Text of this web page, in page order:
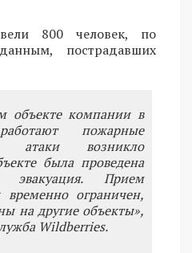
800 человек, по
пострадавших
объекте компании в
пожарные
атаки возникло
была проведена
эвакуация. Прием
временно ограничен,
на другие объекты»,
Wildberries.